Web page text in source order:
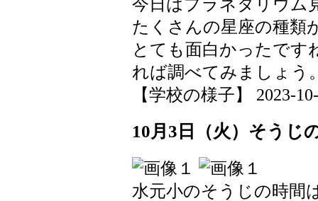
今日はプラネタリウム
たくさんの星座の種類
とても面白かったです
れば調べてみましょう
【学校の様子】 2023-
10月3日（火）そうじ
水元小のそうじの時間